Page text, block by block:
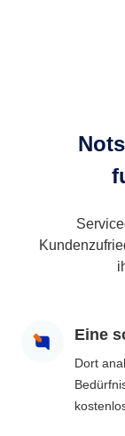
Eine
Dort